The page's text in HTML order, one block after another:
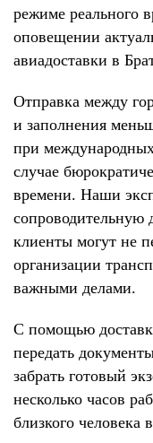
режиме реального
оповещении
авиадоставки в
Отправка между
и заполнения
при
случае
времени. Наши
сопроводительную
клиенты могут не
организации
важными делами.
С помощью
передать
забрать готовый
несколько часов
близкого человека